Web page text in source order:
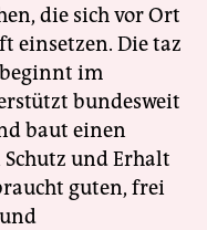
die sich vor Ort
einsetzen. Die taz
im
bundesweit
baut einen
und Erhalt
guten, frei